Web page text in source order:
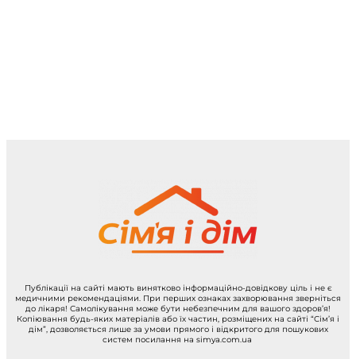
Публікації на сайті мають винятково інформаційно-довідкову ціль і не є
медичними рекомендаціями. При перших ознаках захворювання зверніться
до лікаря! Самолікування може бути небезпечним для вашого здоров’я!
Копіювання будь-яких матеріалів або їх частин, розміщених на сайті “Сім’я і
дім”, дозволяється лише за умови прямого і відкритого для пошукових
систем посилання на simya.com.ua